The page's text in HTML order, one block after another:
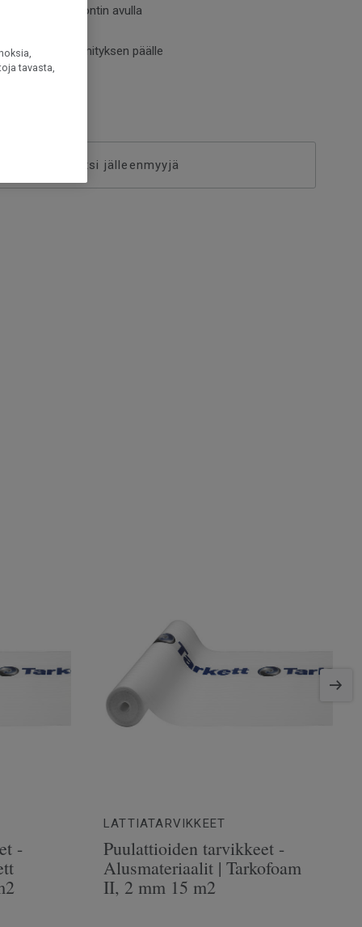
2-lock-lukkopontin avulla
lattialämmityksen päälle
Etsi jälleenmyyjä
-
LATTIATARVIKKEET
Puulattioiden tarvikkeet -
Alusmateriaalit | Tarkofoam
II, 2 mm 15 m2
tavasta,